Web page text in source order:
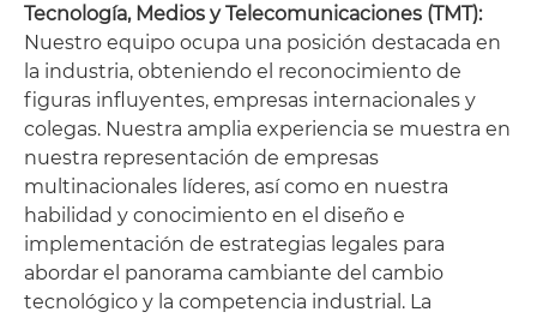
Tecnología, Medios y Telecomunicaciones (TMT):
Nuestro equipo ocupa una posición destacada en
la industria, obteniendo el reconocimiento de
figuras influyentes, empresas internacionales y
colegas. Nuestra amplia experiencia se muestra en
nuestra representación de empresas
multinacionales líderes, así como en nuestra
habilidad y conocimiento en el diseño e
implementación de estrategias legales para
abordar el panorama cambiante del cambio
tecnológico y la competencia industrial. La